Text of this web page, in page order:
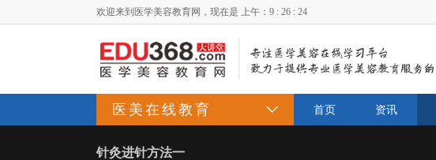
欢迎来到医学美容教育网，现在是 上午：9 : 26 : 24
医美在线教育 首页 资讯
针灸进针方法一